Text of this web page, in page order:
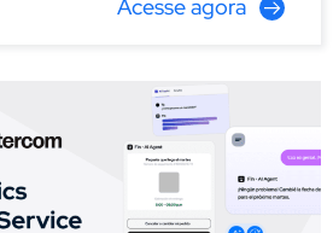
Acesse agora